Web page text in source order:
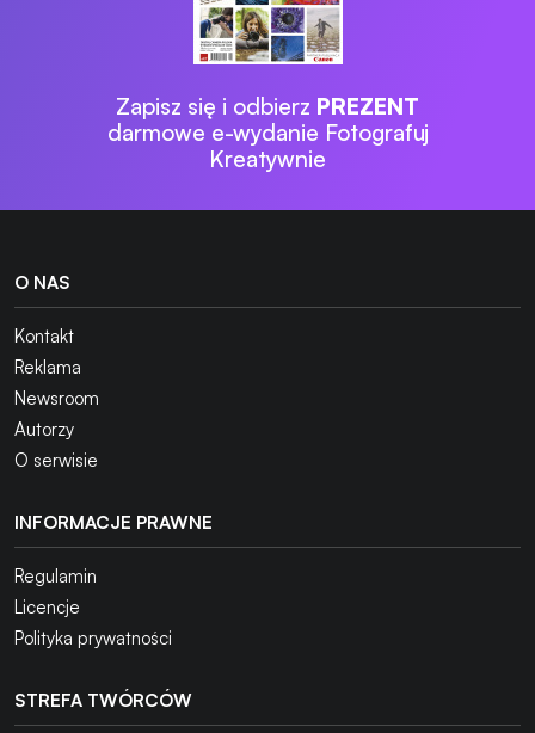
Zapisz się i odbierz PREZENT
darmowe e-wydanie Fotografuj
Kreatywnie
O NAS
Kontakt
Reklama
Newsroom
Autorzy
O serwisie
INFORMACJE PRAWNE
Regulamin
Licencje
Polityka prywatności
STREFA TWÓRCÓW